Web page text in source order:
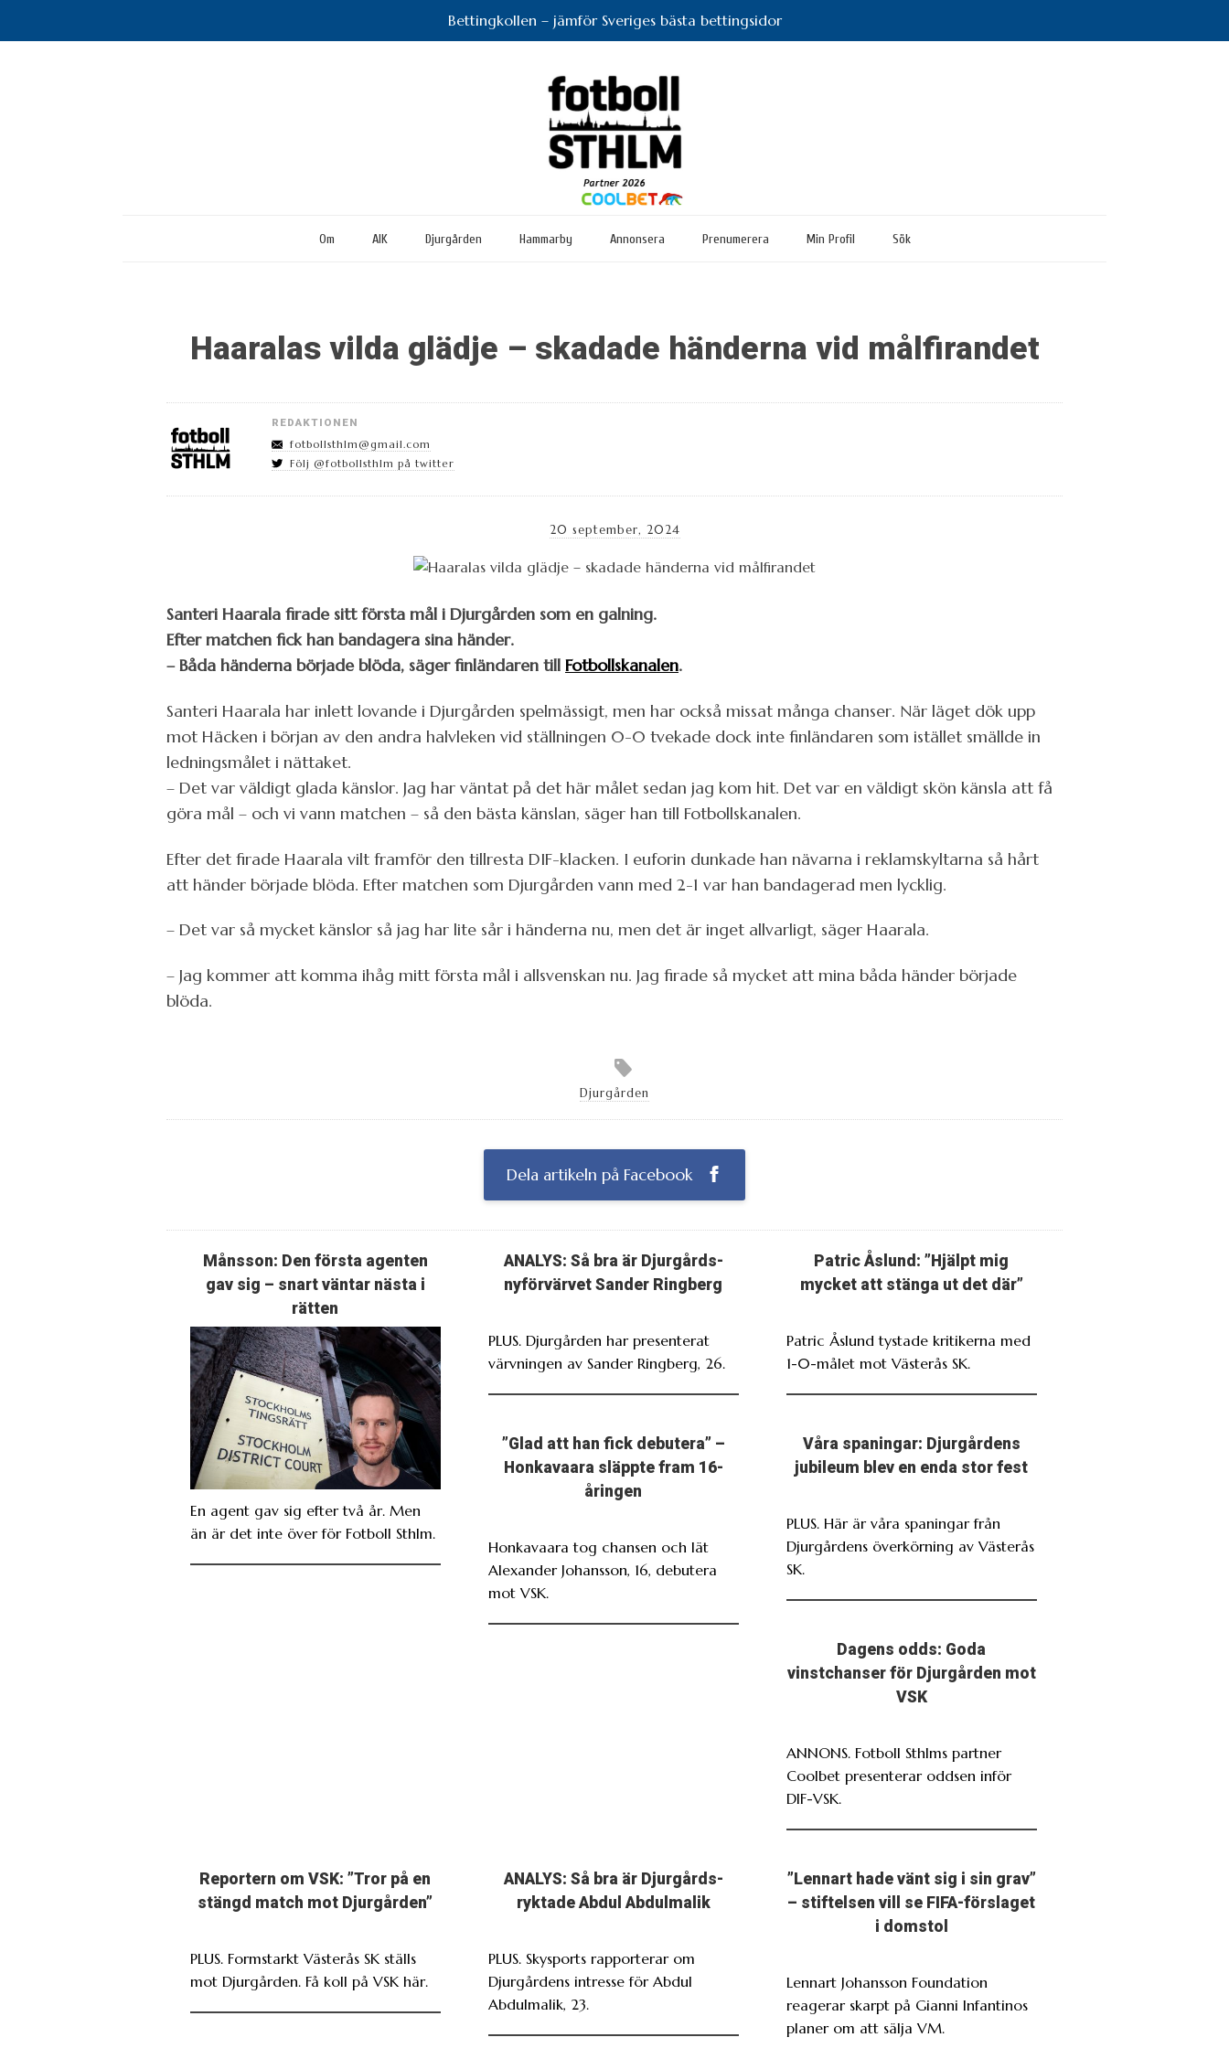
Bettingkollen – jämför Sveriges bästa bettingsidor
Om AIK Djurgården Hammarby Annonsera Prenumerera Min Profil Sök
Haaralas vilda glädje – skadade händerna vid målfirandet
REDAKTIONEN
fotbollsthlm@gmail.com
Följ @fotbollsthlm på twitter
20 september, 2024
Santeri Haarala firade sitt första mål i Djurgården som en galning.
Efter matchen fick han bandagera sina händer.
– Båda händerna började blöda, säger finländaren till Fotbollskanalen.
Santeri Haarala har inlett lovande i Djurgården spelmässigt, men har också missat många chanser. När läget dök upp
mot Häcken i början av den andra halvleken vid ställningen 0-0 tvekade dock inte finländaren som istället smällde in
ledningsmålet i nättaket.
– Det var väldigt glada känslor. Jag har väntat på det här målet sedan jag kom hit. Det var en väldigt skön känsla att få
göra mål – och vi vann matchen – så den bästa känslan, säger han till Fotbollskanalen.
Efter det firade Haarala vilt framför den tillresta DIF-klacken. I euforin dunkade han nävarna i reklamskyltarna så hårt
att händer började blöda. Efter matchen som Djurgården vann med 2-1 var han bandagerad men lycklig.
– Det var så mycket känslor så jag har lite sår i händerna nu, men det är inget allvarligt, säger Haarala.
– Jag kommer att komma ihåg mitt första mål i allsvenskan nu. Jag firade så mycket att mina båda händer började
blöda.
Djurgården
Dela artikeln på Facebook
Månsson: Den första agenten
gav sig – snart väntar nästa i
rätten
En agent gav sig efter två år. Men
än är det inte över för Fotboll Sthlm.
ANALYS: Så bra är Djurgårds-
nyförvärvet Sander Ringberg
PLUS. Djurgården har presenterat
värvningen av Sander Ringberg, 26.
Patric Åslund: ”Hjälpt mig
mycket att stänga ut det där”
Patric Åslund tystade kritikerna med
1-0-målet mot Västerås SK.
”Glad att han fick debutera” –
Honkavaara släppte fram 16-
åringen
Honkavaara tog chansen och lät
Alexander Johansson, 16, debutera
mot VSK.
Våra spaningar: Djurgårdens
jubileum blev en enda stor fest
PLUS. Här är våra spaningar från
Djurgårdens överkörning av Västerås
SK.
Dagens odds: Goda
vinstchanser för Djurgården mot
VSK
ANNONS. Fotboll Sthlms partner
Coolbet presenterar oddsen inför
DIF-VSK.
Reportern om VSK: ”Tror på en
stängd match mot Djurgården”
PLUS. Formstarkt Västerås SK ställs
mot Djurgården. Få koll på VSK här.
ANALYS: Så bra är Djurgårds-
ryktade Abdul Abdulmalik
PLUS. Skysports rapporterar om
Djurgårdens intresse för Abdul
Abdulmalik, 23.
”Lennart hade vänt sig i sin grav”
– stiftelsen vill se FIFA-förslaget
i domstol
Lennart Johansson Foundation
reagerar skarpt på Gianni Infantinos
planer om att sälja VM.